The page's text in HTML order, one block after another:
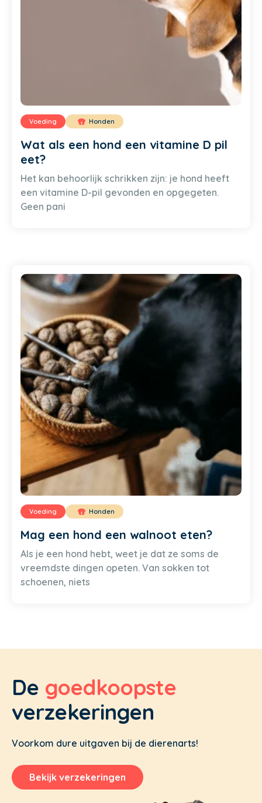
Voeding Honden
Wat als een hond een vitamine D pil
eet?
Het kan behoorlijk schrikken zijn: je hond heeft
een vitamine D-pil gevonden en opgegeten.
Geen pani
Voeding Honden
Mag een hond een walnoot eten?
Als je een hond hebt, weet je dat ze soms de
vreemdste dingen opeten. Van sokken tot
schoenen, niets
De goedkoopste
verzekeringen
Voorkom dure uitgaven bij de dierenarts!
Bekijk verzekeringen